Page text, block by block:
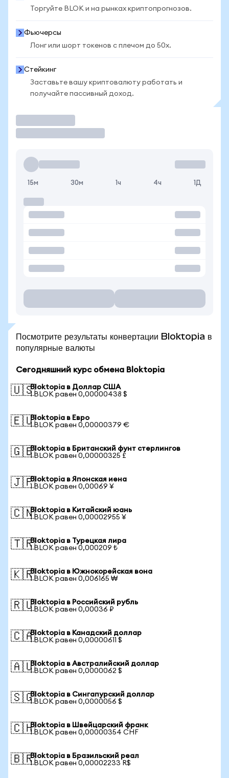
Торгуйте BLOK и на рынках криптопрогнозов.
Фьючерсы
Лонг или шорт токенов с плечом до 50x.
Стейкинг
Заставьте вашу криптовалюту работать и
получайте пассивный доход.
15м 30м 1ч 4ч 1Д
Посмотрите результаты конвертации Bloktopia в
популярные валюты
Сегодняшний курс обмена Bloktopia
🇺🇸Bloktopia в Доллар США
1 BLOK равен 0,00000438 $
🇪🇺Bloktopia в Евро
1 BLOK равен 0,00000379 €
🇬🇧Bloktopia в Британский фунт стерлингов
1 BLOK равен 0,00000325 £
🇯🇵Bloktopia в Японская иена
1 BLOK равен 0,00069 ¥
🇨🇳Bloktopia в Китайский юань
1 BLOK равен 0,00002955 ¥
🇹🇷Bloktopia в Турецкая лира
1 BLOK равен 0,000209 ₺
🇰🇷Bloktopia в Южнокорейская вона
1 BLOK равен 0,006165 ₩
🇷🇺Bloktopia в Российский рубль
1 BLOK равен 0,00036 ₽
🇨🇦Bloktopia в Канадский доллар
1 BLOK равен 0,00000611 $
🇦🇺Bloktopia в Австралийский доллар
1 BLOK равен 0,0000062 $
🇸🇬Bloktopia в Сингапурский доллар
1 BLOK равен 0,0000056 $
🇨🇭Bloktopia в Швейцарский франк
1 BLOK равен 0,00000354 CHF
🇧🇷Bloktopia в Бразильский реал
1 BLOK равен 0,00002233 R$